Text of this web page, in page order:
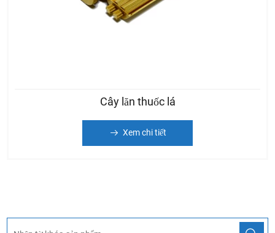
Cây lăn thuốc lá
Xem chi tiết